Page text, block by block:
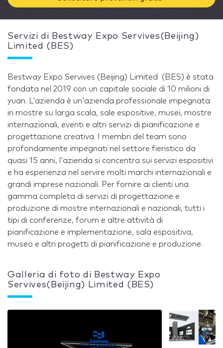
Servizi di Bestway Expo Servives(Beijing)
Limited (BES)
Bestway Expo Servives (Beijing) Limited (BES) è stata
fondata nel 2019 con un capitale sociale di 10 milioni di
yuan. L'azienda è un'azienda professionale impegnata
in mostre su larga scala, sale espositive, musei, mostre
internazionali, eventi e altri servizi di pianificazione e
progettazione creativa. I membri del team sono
profondamente impegnati nel settore fieristico da
quasi 15 anni, l'azienda si concentra sui servizi espositivi
e ha esperienza nel servire molti marchi internazionali e
grandi imprese nazionali. Per fornire ai clienti una
gamma completa di servizi di progettazione e
produzione di mostre internazionali e nazionali, tutti i
tipi di conferenze, forum e altre attività di
pianificazione e implementazione, sala espositiva,
museo e altri progetti di pianificazione e produzione.
Galleria di foto di Bestway Expo
Servives(Beijing) Limited (BES)